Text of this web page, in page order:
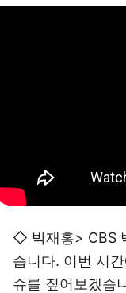
◇ 박재홍> CBS
습니다. 이번 시
슈를 짚어보겠습